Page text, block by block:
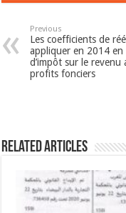
Previous
Les coefficients de
appliquer en 2014 en
d’impôt sur le revenu
profits fonciers
Related Articles